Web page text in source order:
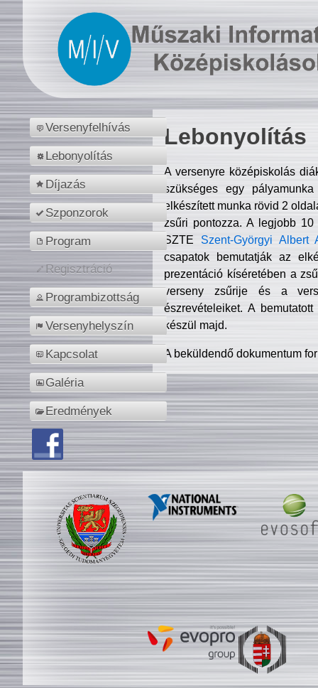
Versenyfelhívás
Lebonyolítás
Díjazás
Szponzorok
Program
Regisztráció
Programbizottság
Versenyhelyszín
Kapcsolat
Galéria
Eredmények
Lebonyolítás
A versenyre középiskolás
szükséges egy
elkészített munka rövid 2
zsűri pontozza. A legjobb
SZTE Szent-Györgyi Albert
csapatok bemutatják az
prezentáció kíséretében a
verseny zsűrije és a
észrevételeiket. A
készül majd.
A beküldendő dokumentum